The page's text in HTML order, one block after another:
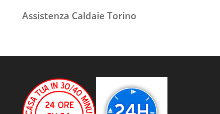
Assistenza Caldaie Torino